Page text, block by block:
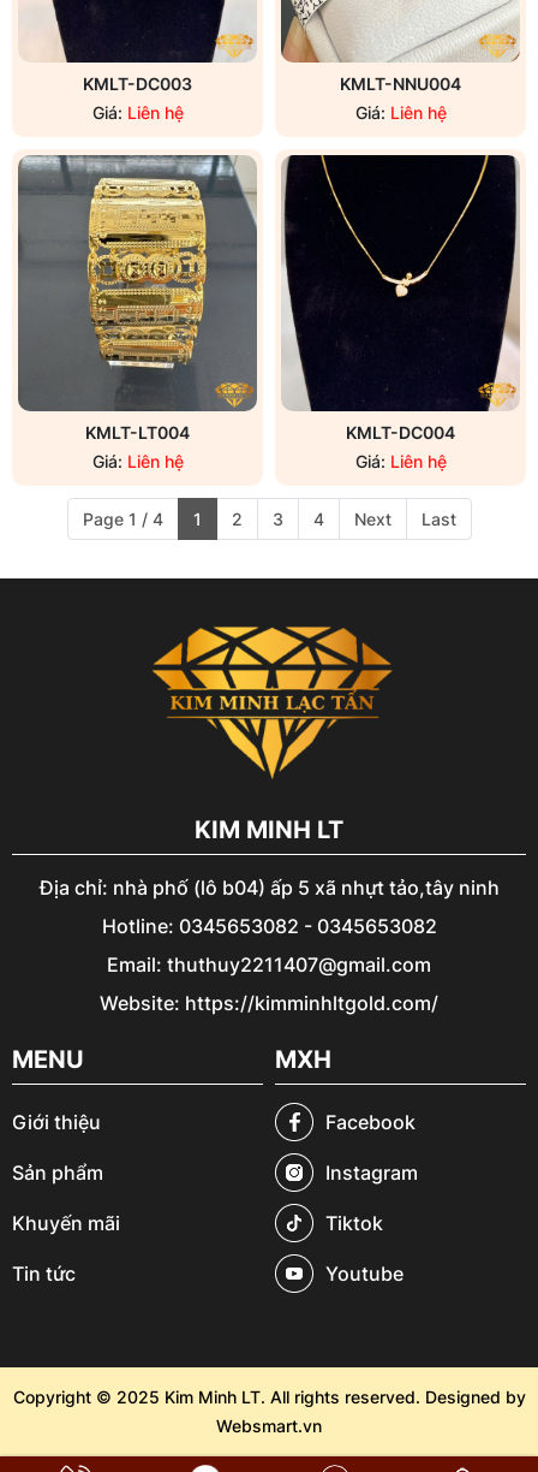
KMLT-DC003
Giá: Liên hệ
KMLT-NNU004
Giá: Liên hệ
KMLT-LT004
Giá: Liên hệ
KMLT-DC004
Giá: Liên hệ
Page 1 / 4 1 2 3 4 Next Last
KIM MINH LT
Địa chỉ: nhà phố (lô b04) ấp 5 xã nhựt tảo,tây ninh
Hotline: 0345653082 - 0345653082
Email: thuthuy2211407@gmail.com
Website: https://kimminhltgold.com/
MENU
Giới thiệu
Sản phẩm
Khuyến mãi
Tin tức
MXH
Facebook
Instagram
Tiktok
Youtube
Copyright © 2025 Kim Minh LT. All rights reserved. Designed by
Websmart.vn